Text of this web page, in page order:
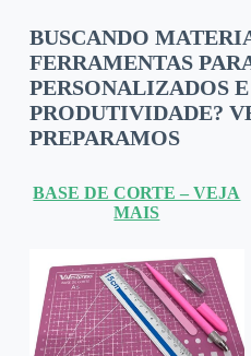
BUSCANDO
FERRAMENTAS
PERSONALIZADOS
PRODUTIVIDADE?
PREPARAMOS
BASE DE CORTE – VEJA
MAIS